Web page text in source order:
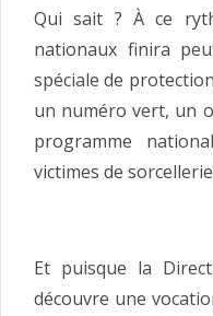
Qui sait ? À ce
nationaux finira
spéciale de
un numéro vert, un
programme
victimes de
Et puisque la
découvre une